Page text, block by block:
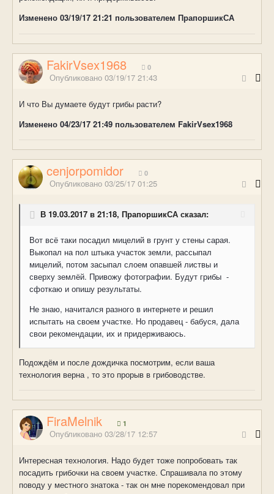
Изменено 03/19/17 21:21 пользователем ПрапоршикСА
FakirVsex1968 0
Опубликовано 03/19/17 21:43
И что Вы думаете будут грибы расти?
Изменено 04/23/17 21:49 пользователем FakirVsex1968
cenjorpomidor 0
Опубликовано 03/25/17 01:25
В 19.03.2017 в 21:18, ПрапоршикСА сказал:
Вот всё таки посадил мицелий в грунт у стены сарая.
Выкопал на пол штыка участок земли, рассыпал
мицелий, потом засыпал слоем опавшей листвы и
сверху землёй. Привожу фотографии. Будут грибы -
сфоткаю и опишу результаты.
Не знаю, начитался разного в интернете и решил
испытать на своем участке. Но продавец - бабуся, дала
свои рекомендации, их и придерживаюсь.
Подождём и после дождичка посмотрим, если ваша
технология верна , то это прорыв в грибоводстве.
FiraMelnik 1
Опубликовано 03/28/17 12:57
Интересная технология. Надо будет тоже попробовать так
посадить грибочки на своем участке. Спрашивала по этому
поводу у местного знатока - так он мне порекомендовал при